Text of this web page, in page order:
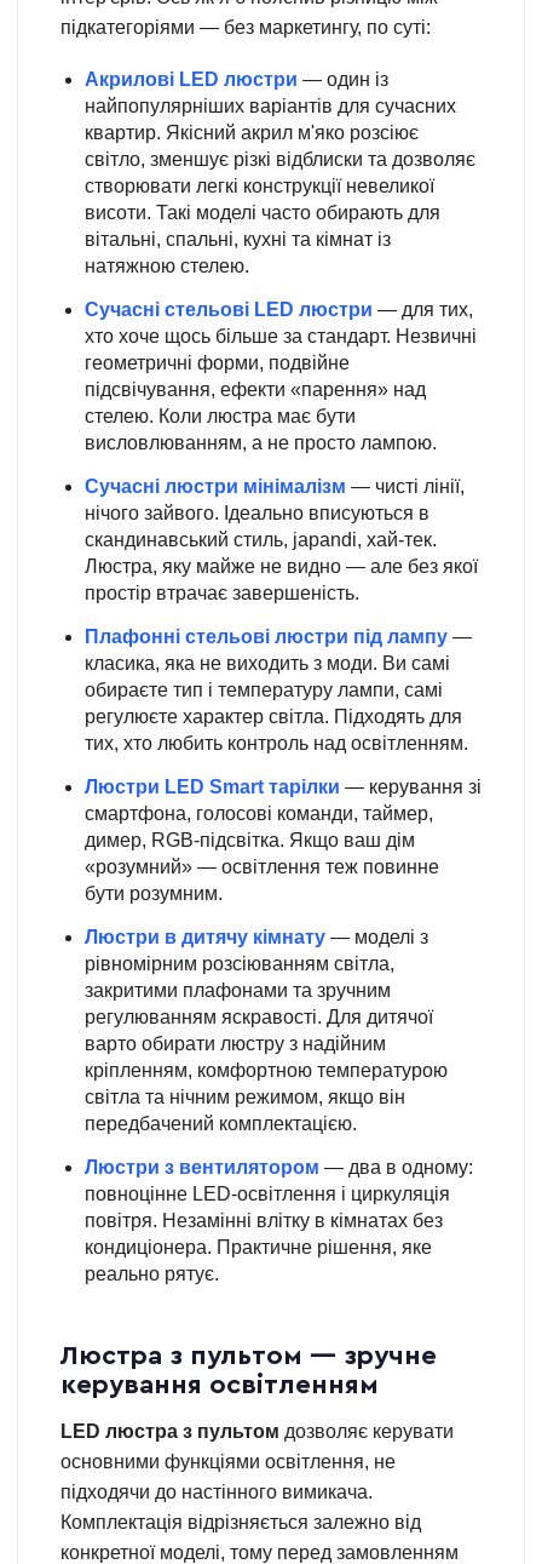
підкатегоріями — без маркетингу, по суті:
Акрилові LED люстри — один із
найпопулярніших варіантів для сучасних
квартир. Якісний акрил м'яко розсіює
світло, зменшує різкі відблиски та дозволяє
створювати легкі конструкції невеликої
висоти. Такі моделі часто обирають для
вітальні, спальні, кухні та кімнат із
натяжною стелею.
Сучасні стельові LED люстри — для тих,
хто хоче щось більше за стандарт. Незвичні
геометричні форми, подвійне
підсвічування, ефекти «парення» над
стелею. Коли люстра має бути
висловлюванням, а не просто лампою.
Сучасні люстри мінімалізм — чисті лінії,
нічого зайвого. Ідеально вписуються в
скандинавський стиль, japandi, хай-тек.
Люстра, яку майже не видно — але без якої
простір втрачає завершеність.
Плафонні стельові люстри під лампу —
класика, яка не виходить з моди. Ви самі
обираєте тип і температуру лампи, самі
регулюєте характер світла. Підходять для
тих, хто любить контроль над освітленням.
Люстри LED Smart тарілки — керування зі
смартфона, голосові команди, таймер,
димер, RGB-підсвітка. Якщо ваш дім
«розумний» — освітлення теж повинне
бути розумним.
Люстри в дитячу кімнату — моделі з
рівномірним розсіюванням світла,
закритими плафонами та зручним
регулюванням яскравості. Для дитячої
варто обирати люстру з надійним
кріпленням, комфортною температурою
світла та нічним режимом, якщо він
передбачений комплектацією.
Люстри з вентилятором — два в одному:
повноцінне LED-освітлення і циркуляція
повітря. Незамінні влітку в кімнатах без
кондиціонера. Практичне рішення, яке
реально рятує.
Люстра з пультом — зручне
керування освітленням
LED люстра з пультом дозволяє керувати
основними функціями освітлення, не
підходячи до настінного вимикача.
Комплектація відрізняється залежно від
конкретної моделі, тому перед замовленням